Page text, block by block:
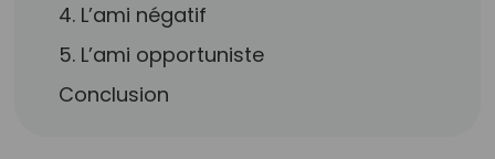
4. L’ami négatif
5. L’ami opportuniste
Conclusion